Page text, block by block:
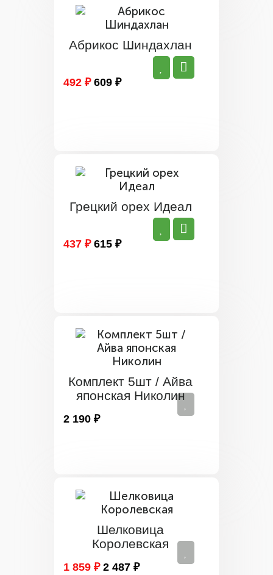
Абрикос Шиндахлан
492 ₽ 609 ₽
Грецкий орех Идеал
437 ₽ 615 ₽
Комплект 5шт / Айва
японская Николин
2 190 ₽
Шелковица
Королевская
1 859 ₽ 2 487 ₽